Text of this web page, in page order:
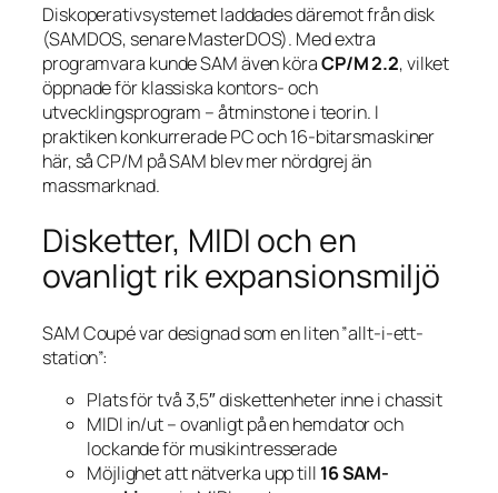
Diskoperativsystemet laddades däremot från disk
(SAMDOS, senare MasterDOS). Med extra
programvara kunde SAM även köraCP/M 2.2, vilket
öppnade för klassiska kontors- och
utvecklingsprogram – åtminstone i teorin. I
praktiken konkurrerade PC och 16-bitarsmaskiner
här, så CP/M på SAM blev mer nördgrej än
massmarknad.
Disketter, MIDI och en
ovanligt rik expansionsmiljö
SAM Coupé var designad som en liten ”allt-i-ett-
station”:
Plats för två 3,5″ diskettenheter inne i chassit
MIDI in/ut – ovanligt på en hem­dator och
lockande för musikintresserade
Möjlighet att nätverka upp till 16 SAM-